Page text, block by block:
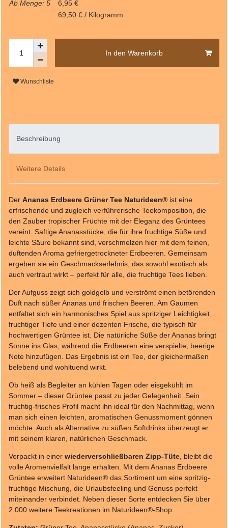
Ab Menge: 5
6,95 €
69,50 € / Kilogramm
In den Warenkorb
Wunschliste
Beschreibung
Weitere Details
Der Ananas Erdbeere Grüner Tee Naturideen® ist eine
erfrischende und zugleich verführerische Teekomposition, die
den Zauber tropischer Früchte mit der Eleganz des Grüntees
vereint. Saftige Ananasstücke, die für ihre fruchtige Süße und
leichte Säure bekannt sind, verschmelzen hier mit dem feinen,
duftenden Aroma gefriergetrockneter Erdbeeren. Gemeinsam
ergeben sie ein Geschmackserlebnis, das sowohl exotisch als
auch vertraut wirkt – perfekt für alle, die fruchtige Tees lieben.
Der Aufguss zeigt sich goldgelb und verströmt einen betörenden
Duft nach süßer Ananas und frischen Beeren. Am Gaumen
entfaltet sich ein harmonisches Spiel aus spritziger Leichtigkeit,
fruchtiger Tiefe und einer dezenten Frische, die typisch für
hochwertigen Grüntee ist. Die natürliche Süße der Ananas bringt
Sonne ins Glas, während die Erdbeeren eine verspielte, beerige
Note hinzufügen. Das Ergebnis ist ein Tee, der gleichermaßen
belebend und wohltuend wirkt.
Ob heiß als Begleiter an kühlen Tagen oder eisgekühlt im
Sommer – dieser Grüntee passt zu jeder Gelegenheit. Sein
fruchtig-frisches Profil macht ihn ideal für den Nachmittag, wenn
man sich einen leichten, aromatischen Genussmoment gönnen
möchte. Auch als Alternative zu süßen Softdrinks überzeugt er
mit seinem klaren, natürlichen Geschmack.
Verpackt in einer wiederverschließbaren Zipp-Tüte , bleibt die
volle Aromenvielfalt lange erhalten. Mit dem Ananas Erdbeere
Grüntee erweitert Naturideen® das Sortiment um eine spritzig-
fruchtige Mischung, die Urlaubsfeeling und Genuss perfekt
miteinander verbindet. Neben dieser Sorte entdecken Sie über
2.000 weitere Teekreationen im Naturideen®-Shop.